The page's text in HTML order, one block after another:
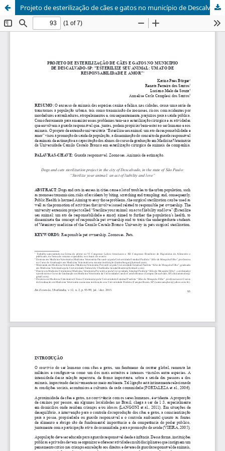
Projeto de esterilização de cães e gatos no município de Descalvado-SP "Esterilize seu animal: um ato de responsabilidade e amor"